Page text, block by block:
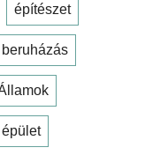
építészet
beruházás
épület